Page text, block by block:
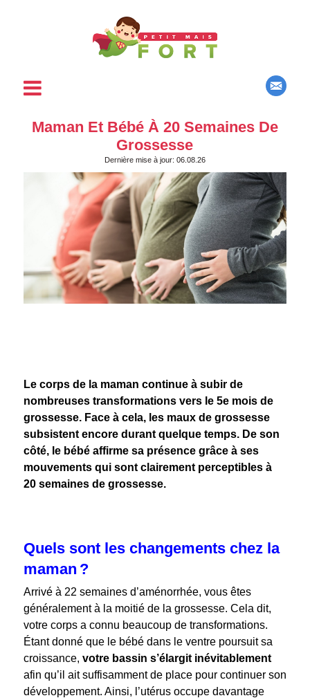
Maman Et Bébé À 20 Semaines De
Grossesse
Dernière mise à jour: 06.08.26
Le corps de la maman continue à subir de
nombreuses transformations vers le 5emois de
grossesse. Face à cela, les maux de grossesse
subsistent encore durant quelque temps. De son
côté, le bébé affirme sa présence grâce à ses
mouvements qui sont clairement perceptibles à
20 semaines de grossesse.
Quels sont les changements chez la
maman ?
Arrivé à 22 semaines d’aménorrhée, vous êtes
généralement à la moitié de la grossesse. Cela dit,
votre corps a connu beaucoup de transformations.
Étant donné que le bébé dans le ventre poursuit sa
croissance, votre bassin s’élargit inévitablement
afin qu’il ait suffisamment de place pour continuer son
développement. Ainsi, l’utérus occupe davantage